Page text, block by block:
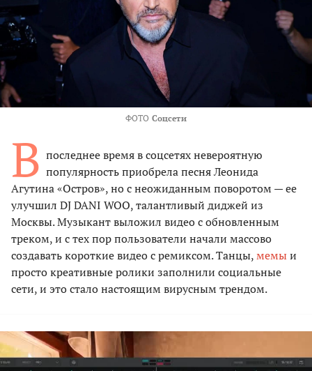
ФОТО Соцсети
В последнее время в соцсетях невероятную
популярность приобрела песня Леонида
Агутина «Остров», но с неожиданным поворотом — ее
улучшил DJ DANI WOO, талантливый диджей из
Москвы. Музыкант выложил видео с обновленным
треком, и с тех пор пользователи начали массово
создавать короткие видео с ремиксом. Танцы,мемыи
просто креативные ролики заполнили социальные
сети, и это стало настоящим вирусным трендом.